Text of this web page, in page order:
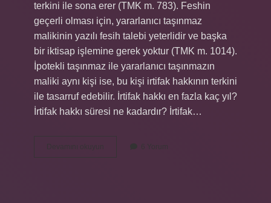
terkini ile sona erer (TMK m. 783). Feshin
geçerli olması için, yararlanıcı taşınmaz
malikinin yazılı fesih talebi yeterlidir ve başka
bir iktisap işlemine gerek yoktur (TMK m. 1014).
İpotekli taşınmaz ile yararlanıcı taşınmazın
maliki aynı kişi ise, bu kişi irtifak hakkının terkini
ile tasarruf edebilir. İrtifak hakkı en fazla kaç yıl?
İrtifak hakkı süresi ne kadardır? İrtifak…
Devamını okuyun
Irtifak
6 Yorum